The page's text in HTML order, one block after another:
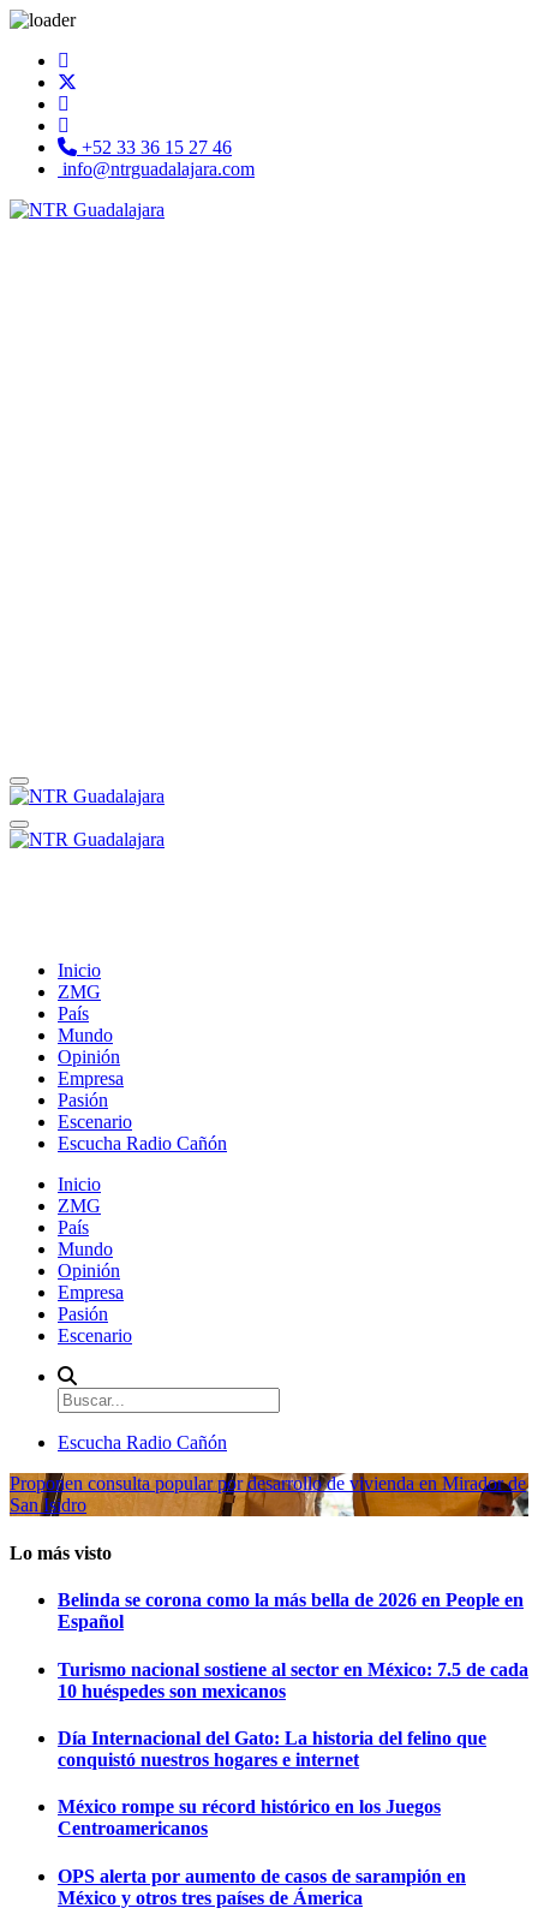
+52 33 36 15 27 46
info@ntrguadalajara.com
Inicio
ZMG
País
Mundo
Opinión
Empresa
Pasión
Escenario
Escucha Radio Cañón
Inicio
ZMG
País
Mundo
Opinión
Empresa
Pasión
Escenario
Escucha Radio Cañón
Proponen consulta popular por desarrollo de vivienda en Mirador de
San Isidro
Lo más visto
Belinda se corona como la más bella de 2026 en People en
Español
Turismo nacional sostiene al sector en México: 7.5 de cada
10 huéspedes son mexicanos
Día Internacional del Gato: La historia del felino que
conquistó nuestros hogares e internet
México rompe su récord histórico en los Juegos
Centroamericanos
OPS alerta por aumento de casos de sarampión en
México y otros tres países de Ámerica